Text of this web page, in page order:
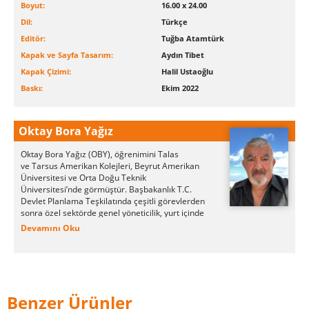
Boyut:
16.00 x 24.00
Dil:
Türkçe
Editör:
Tuğba Atamtürk
Kapak ve Sayfa Tasarım:
Aydın Tibet
Kapak Çizimi:
Halil Ustaoğlu
Baskı:
Ekim 2022
Oktay Bora Yağız
Oktay Bora Yağız (OBY), öğrenimini Talas
ve Tarsus Amerikan Kolejleri, Beyrut Amerikan
Üniversitesi ve Orta Doğu Teknik
Üniversitesi’nde görmüştür. Başbakanlık T.C.
Devlet Planlama Teşkilatında çeşitli görevlerden
sonra özel sektörde genel yöneticilik, yurt içinde
ve dışında kırk kadar şirketin yönetim veya
kurumsal yapılandırma projesini tasarımlayıp
Devamını Oku
Benzer Ürünler